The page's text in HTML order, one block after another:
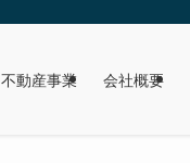
不動産事業 会社概要